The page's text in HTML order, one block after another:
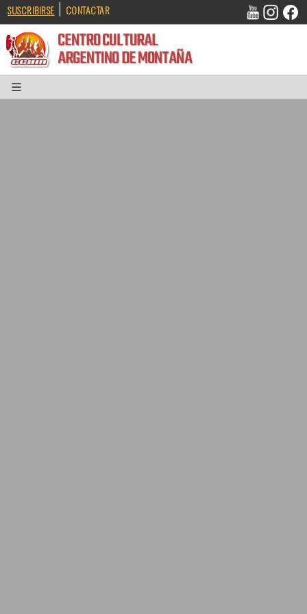
SUSCRIBIRSE | CONTACTAR
CENTRO CULTURAL
ARGENTINO DE MONTAÑA